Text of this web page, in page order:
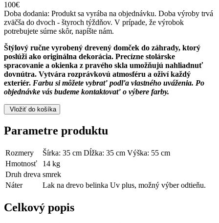
100€
Doba dodania: Produkt sa vyrába na objednávku. Doba výroby trvá
zväčša do dvoch - štyroch týždňov. V prípade, že výrobok
potrebujete súrne skôr, napíšte nám.
Štýlový ručne vyrobený drevený domček do záhrady, ktorý
poslúži ako originálna dekorácia. Precízne stolárske
spracovanie a okienka z pravého skla umožňujú nahliadnuť
dovnútra. Vytvára rozprávkovú atmosféru a oživí každý
exteriér. Farbu si môžete vybrať podľa vlastného uváženia. Po
objednávke vás budeme kontaktovať o výbere farby.
Vložiť do košíka
Parametre produktu
Rozmery
Šírka: 35 cm Dĺžka: 35 cm Výška: 55 cm
Hmotnosť
14 kg
Druh dreva smrek
Náter
Lak na drevo belinka Uv plus, možný výber odtieňu.
Celkový popis